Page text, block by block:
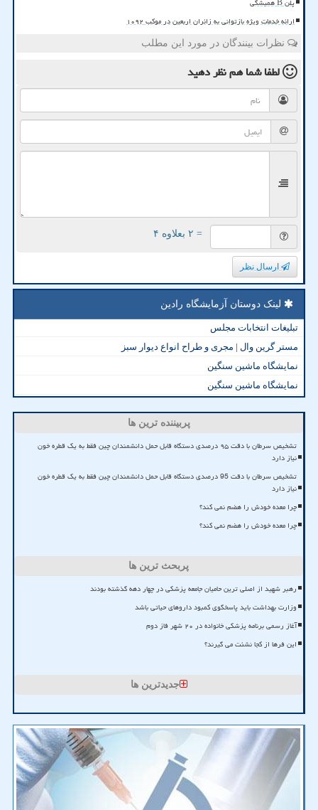
پلن B همیشگی
ارائه خدمات ویژه بازتوانی به زائران اربعین در موکب ۱۰۹۲
نظرات بینندگان در مورد این مطلب
لطفا شما همنظر دهید
= ۲ بعلاوه ۴
ارسال نظر
لینک دوستان آزمایشگاه رادین
تبلیغات انتخابات مجلس
مستر گرین وال | مجری و طراح انواع دیوار سبز
نمایشگاه ماشین سنگین
نمایشگاه ماشین سنگین
پربیننده ترین ها
تشخیص سرطان با دقت ۹۵ درصدی دستگاه قابل حمل دانشمندان چین فقط به یک قطره خون
نیاز دارد
تشخیص سرطان با دقت 95 درصدی دستگاه قابل حمل دانشمندان چین فقط به یک قطره خون
نیاز دارد
چرا معده خودش را هضم نمی کند؟
چرا معده خودش را هضم نمی کند؟
پربحث ترین ها
رهبر شهید از اصلی ترین حامیان جامعه پزشکی در چهار دهه گذشته بودند
وزارت بهداشت باید پاسخگوی کمبود داروهای حیاتی باشد
آغاز رسمی برنامه پزشکی خانواده در ۲۰ شهر فاز دوم
این فرها از کجا نشئت می گیرند؟
جدیدترین ها